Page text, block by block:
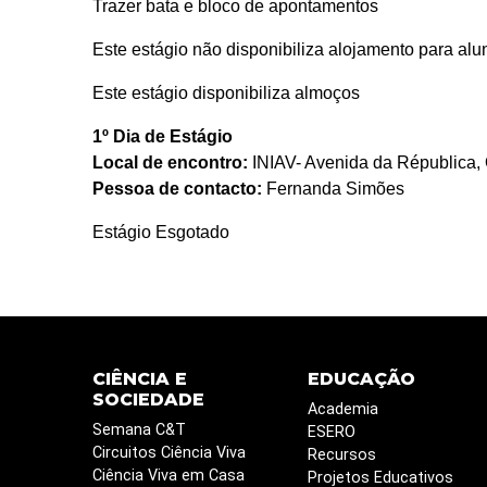
Trazer bata e bloco de apontamentos
Este estágio não disponibiliza alojamento para
Este estágio disponibiliza almoços
1º Dia de Estágio
Local de encontro: INIAV- Avenida da
Pessoa de contacto: Fernanda Simões
Estágio Esgotado
CIÊNCIA E
SOCIEDADE
Semana C&T
Circuitos Ciência Viva
Ciência Viva em Casa
EDUCAÇÃO
Academia
ESERO
Recursos
Projetos Educativos